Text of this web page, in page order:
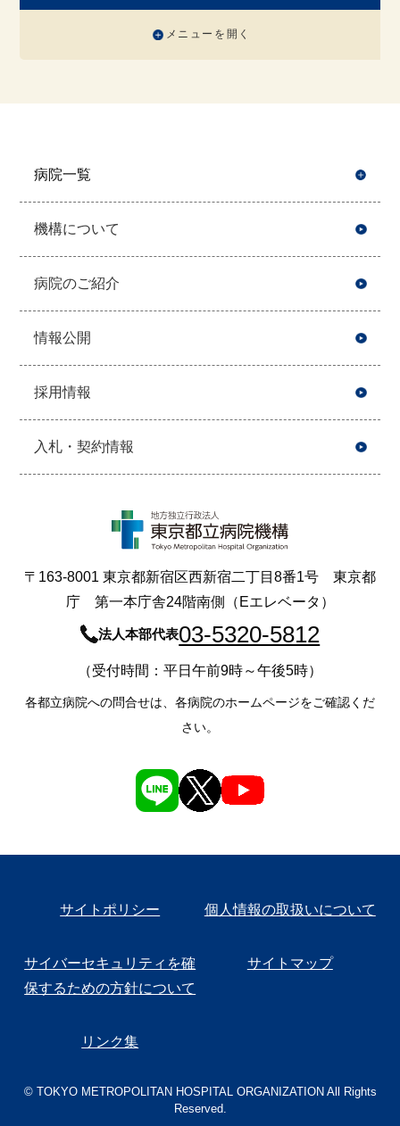
メニューを開く
病院一覧
機構について
病院のご紹介
情報公開
採用情報
入札・契約情報
〒163-8001 東京都新宿区西新宿二丁目8番1号 東京都
庁 第一本庁舎24階南側（Eエレベータ）
法人本部代表03-5320-5812
（受付時間：平日午前9時～午後5時）
各都立病院への問合せは、各病院のホームページをご確認くだ
さい。
サイトポリシー 個人情報の取扱いについて
サイバーセキュリティを確
保するための方針について
サイトマップ
リンク集
© TOKYO METROPOLITAN HOSPITAL ORGANIZATION All Rights
Reserved.